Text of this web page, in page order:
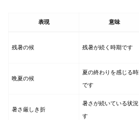
表現 意味
残暑の候 残暑が続く時期です
晩夏の候
夏の終わりを感じる時
です
暑さ厳しき折
暑さが続いている状
す